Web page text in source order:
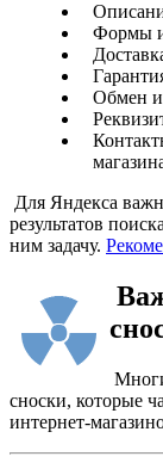
Формы
Обмен и
Для Яндекса
результатов
ним задачу.
сноски, которые
интернет-